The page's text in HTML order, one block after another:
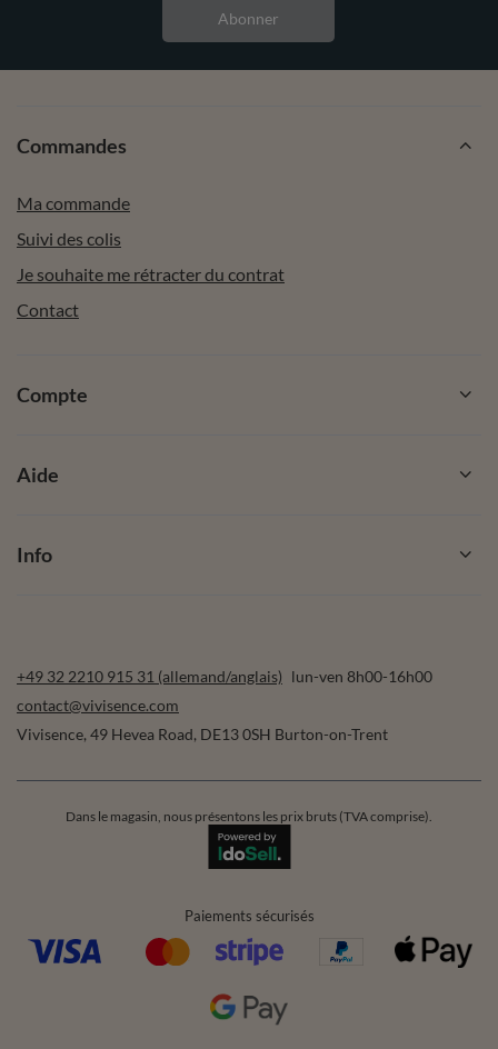
Abonner
Commandes
Ma commande
Suivi des colis
Je souhaite me rétracter du contrat
Contact
Compte
Aide
Info
+49 32 2210 915 31 (allemand/anglais) lun-ven 8h00-16h00
contact@vivisence.com
Vivisence, 49 Hevea Road, DE13 0SH Burton-on-Trent
Dans le magasin, nous présentons les prix bruts (TVA comprise).
Paiements sécurisés